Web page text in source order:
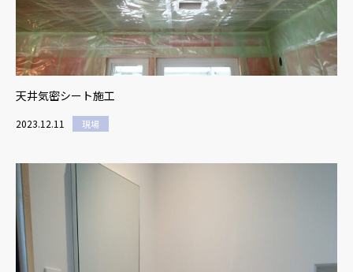
天井気密シート施工
2023.12.11 現場